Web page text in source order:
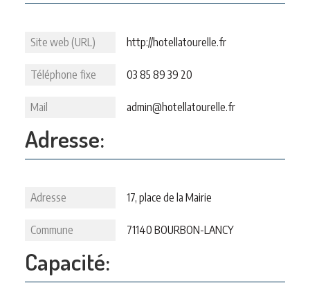
Site web (URL) http://hotellatourelle.fr
Téléphone fixe 03 85 89 39 20
Mail admin@hotellatourelle.fr
Adresse:
Adresse 17, place de la Mairie
Commune 71140 BOURBON-LANCY
Capacité: